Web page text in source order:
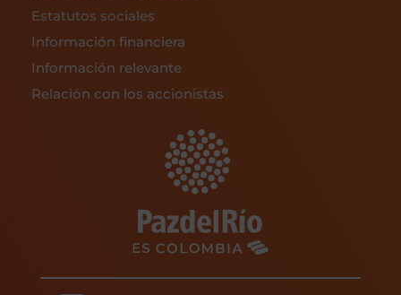
Estatutos sociales
Información financiera
Información relevante
Relación con los accionistas